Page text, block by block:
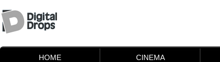
HOME CINEMA